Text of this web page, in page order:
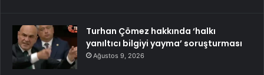
Turhan Çömez hakkında ‘halkı
yanıltıcı bilgiyi yayma’ soruşturması
Ağustos 9, 2026